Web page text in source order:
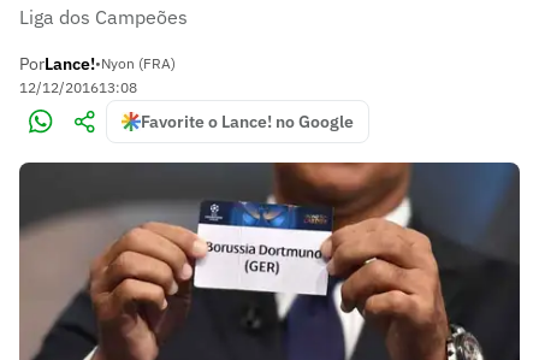
Liga dos Campeões
PorLance!•Nyon (FRA)
12/12/201613:08
Favorite o Lance! no Google